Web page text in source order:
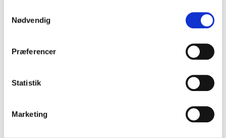
Nødvendig
Præferencer
Statistik
Marketing
and Trust;
Q4 2020 Progress Report.